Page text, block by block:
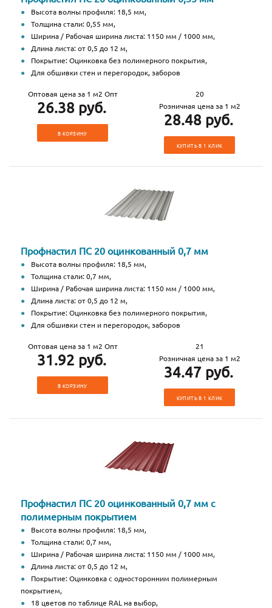
Высота волны профиля: 18,5 мм,
Толщина стали: 0,55 мм,
Ширина / Рабочая ширина листа: 1150 мм / 1000 мм,
Длина листа: от 0,5 до 12 м,
Покрытие: Оцинковка без полимерного покрытия,
Для обшивки стен и перегородок, заборов
Оптовая цена за 1 м2 Опт
26.38 руб.
В КОРЗИНУ
20
Розничная цена за 1 м2
28.48 руб.
КУПИТЬ В 1 КЛИК
Профнастил ПС 20 оцинкованный 0,7 мм
Высота волны профиля: 18,5 мм,
Толщина стали: 0,7 мм,
Ширина / Рабочая ширина листа: 1150 мм / 1000 мм,
Длина листа: от 0,5 до 12 м,
Покрытие: Оцинковка без полимерного покрытия,
Для обшивки стен и перегородок, заборов
Оптовая цена за 1 м2 Опт
31.92 руб.
В КОРЗИНУ
21
Розничная цена за 1 м2
34.47 руб.
КУПИТЬ В 1 КЛИК
Профнастил ПС 20 оцинкованный 0,7 мм с
полимерным покрытием
Высота волны профиля: 18,5 мм,
Толщина стали: 0,7 мм,
Ширина / Рабочая ширина листа: 1150 мм / 1000 мм,
Длина листа: от 0,5 до 12 м,
Покрытие: Оцинковка с односторонним полимерным
покрытием,
18 цветов по таблице RAL на выбор,